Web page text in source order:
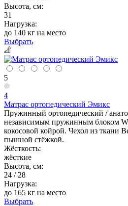
Высота, см:
31
Нагрузка:
до 140 кг на место
Выбрать
5
4
Матрас ортопедический Эмикс
Пружинный ортопедический /
независимым пружинным блоком
кокосовой койрой. Чехол из ткани
пышной стёжкой.
Жёсткость:
жёсткие
Высота, см:
24 / 28
Нагрузка:
до 165 кг на место
Выбрать